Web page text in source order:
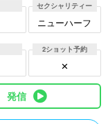
セクシャリティー
ニューハーフ
2ショット予約
✕
発信